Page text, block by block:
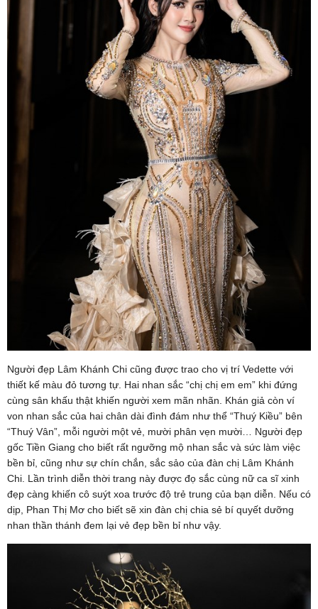
Người đẹp Lâm Khánh Chi cũng được trao cho vị trí Vedette với
thiết kế màu đỏ tương tự. Hai nhan sắc “chị chị em em” khi đứng
cùng sân khấu thật khiến người xem mãn nhãn. Khán giả còn ví
von nhan sắc của hai chân dài đình đám như thể “Thuý Kiều” bên
“Thuý Vân”, mỗi người một vẻ, mười phân vẹn mười… Người đẹp
gốc Tiền Giang cho biết rất ngưỡng mộ nhan sắc và sức làm việc
bền bỉ, cũng như sự chín chắn, sắc sảo của đàn chị Lâm Khánh
Chi. Lần trình diễn thời trang này được đọ sắc cùng nữ ca sĩ xinh
đẹp càng khiến cô suýt xoa trước độ trẻ trung của bạn diễn. Nếu có
dịp, Phan Thị Mơ cho biết sẽ xin đàn chị chia sẻ bí quyết dưỡng
nhan thần thánh đem lại vẻ đẹp bền bỉ như vậy.